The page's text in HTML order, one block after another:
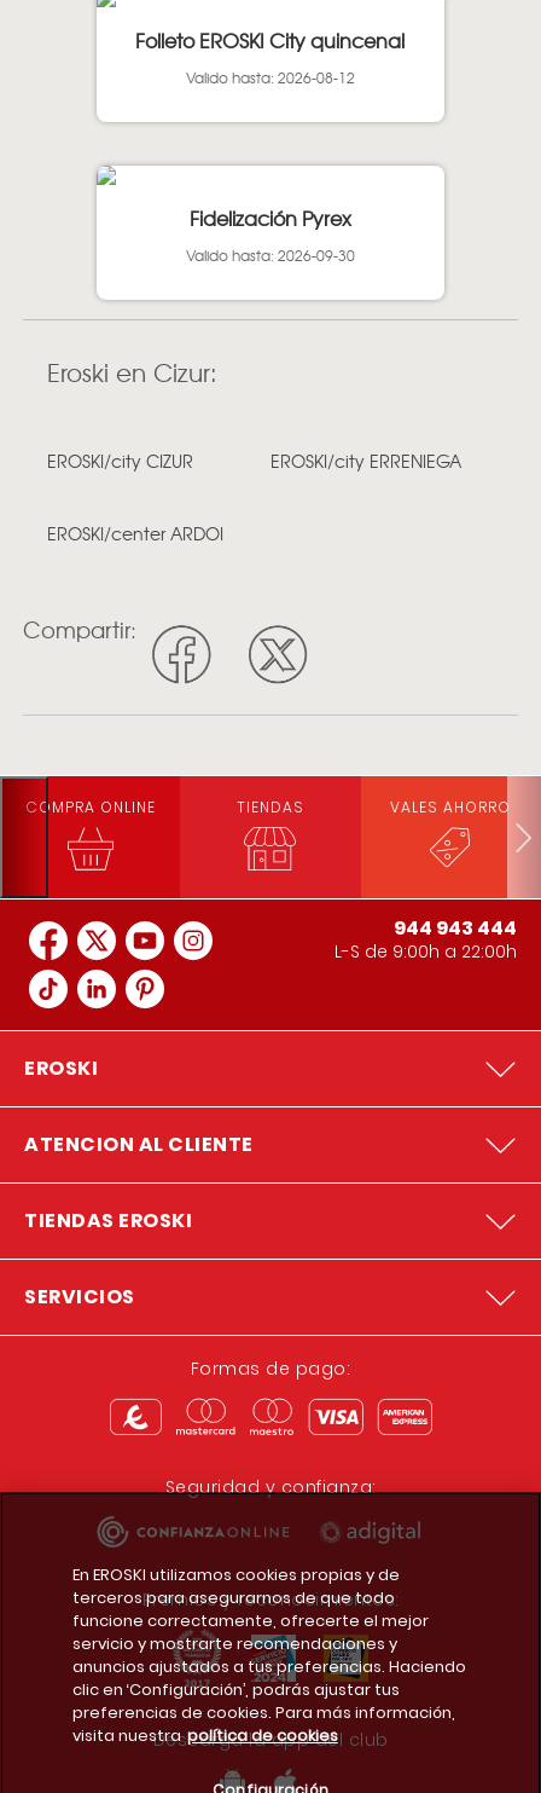
Folleto EROSKI City quincenal
Valido hasta: 2026-08-12
Fidelización Pyrex
Valido hasta: 2026-09-30
Eroski en Cizur:
EROSKI/city CIZUR EROSKI/city ERRENIEGA
EROSKI/center ARDOI
Compartir:
COMPRA ONLINE TIENDAS VALES AHORRO
944 943 444
L-S de 9:00h a 22:00h
EROSKI
ATENCION AL CLIENTE
TIENDAS EROSKI
SERVICIOS
Formas de pago:
Seguridad y confianza:
Premios y reconocimientos:
Descarga la app del club
En EROSKI utilizamos cookies propias y de
terceros para asegurarnos de que todo
funcione correctamente, ofrecerte el mejor
servicio y mostrarte recomendaciones y
anuncios ajustados a tus preferencias. Haciendo
clic en ‘Configuración’, podrás ajustar tus
preferencias de cookies. Para más información,
visita nuestra política de cookies